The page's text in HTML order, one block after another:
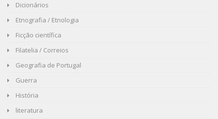
Dicionários
Etnografia / Etnologia
Ficção científica
Filatelia / Correios
Geografia de Portugal
Guerra
História
literatura